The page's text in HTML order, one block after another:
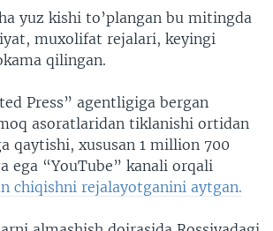
yuz kishi to’plangan bu mitingda
muxolifat rejalari, keyingi
qilingan.
Press” agentligiga bergan
asoratlaridan tiklanishi ortidan
qaytishi, xususan 1 million 700
ega “YouTube” kanali orqali
chiqishni rejalayotganini aytgan.